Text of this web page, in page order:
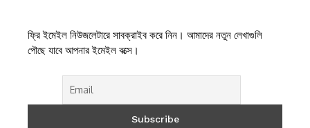
ফ্রি ইমেইল নিউজলেটারে সাবক্রাইব করে নিন। আমাদের নতুন লেখাগুলি
পৌছে যাবে আপনার ইমেইল বক্সে।